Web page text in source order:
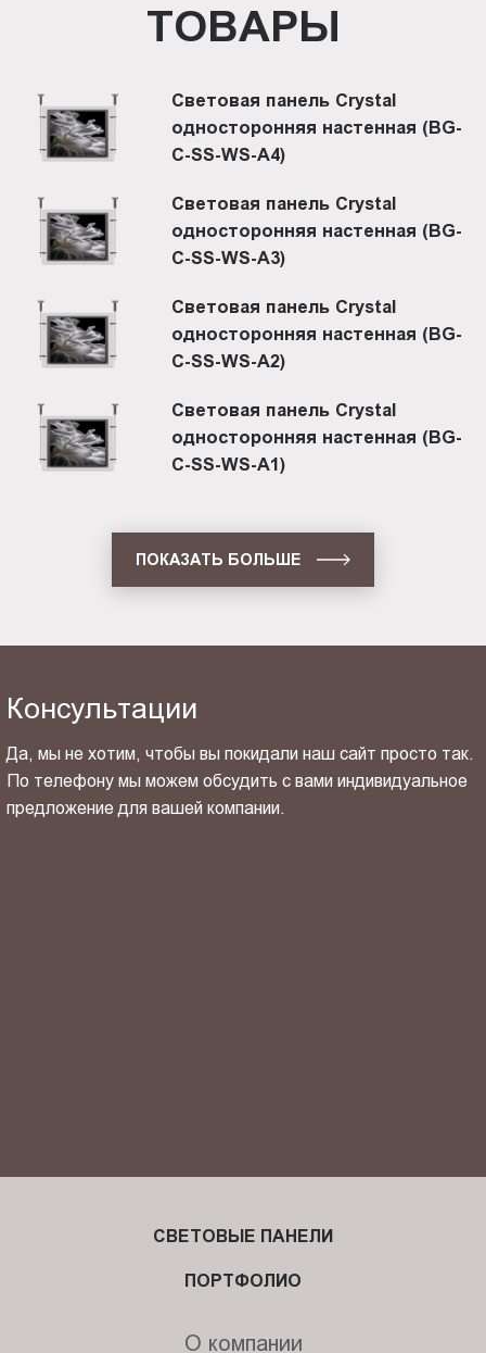
ТОВАРЫ
Световая панель Crystal
односторонняя настенная (BG-
C-SS-WS-A4)
Световая панель Crystal
односторонняя настенная (BG-
C-SS-WS-A3)
Световая панель Crystal
односторонняя настенная (BG-
C-SS-WS-A2)
Световая панель Crystal
односторонняя настенная (BG-
C-SS-WS-A1)
ПОКАЗАТЬ БОЛЬШЕ
Консультации
Да, мы не хотим, чтобы вы покидали наш сайт просто так.
По телефону мы можем обсудить с вами индивидуальное
предложение для вашей компании.
СВЕТОВЫЕ ПАНЕЛИ
ПОРТФОЛИО
О компании